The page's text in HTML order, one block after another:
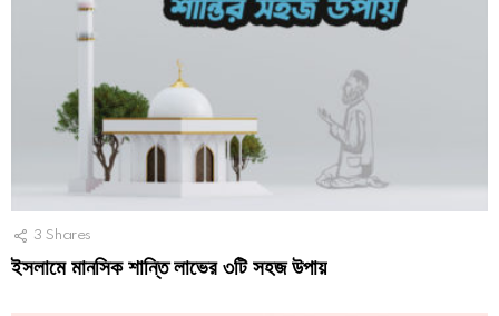
3 Shares
ইসলামে মানসিক শান্তি লাভের ৩টি সহজ উপায়